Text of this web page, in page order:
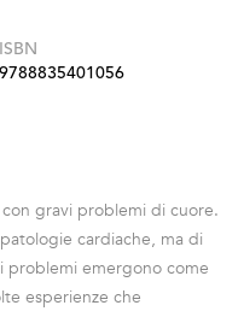
ISBN
9788835401056
gravi problemi di cuore.
cardiache, ma di
problemi emergono come
esperienze che